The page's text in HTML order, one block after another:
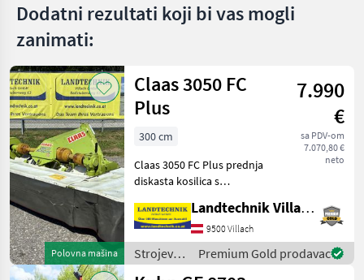
440
TX
560
MARKETPLACE
Marketplace
Ponude
trgovaca
Dodatni rezultati koji bi vas mogli
zanimati:
Polovna mašina
Claas 3050 FC
Plus
7.990
€
sa PDV-om
7.070,80 €
neto
300 cm
Claas 3050 FC Plus prednja
diskasta kosilica s
sklopivim bočnim
štitnicima, Weiste
trokutastom kvakom,
rasteretnim oprugama,
Landtechnik Villach GmbH
9500 Villach
Strojevi i
oprema
Premium Gold prodavac